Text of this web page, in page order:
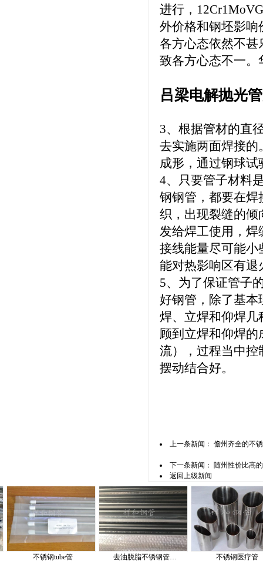
进行，
外价格和钢坯影响
各方心态依然不甚
致各方心态不一。
吕梁电解抛光
3、根据管材的直
去实施两面焊接的
成形，通过钢球
4、只要管子材料
钢钢管，都要在焊
织，出现裂缝的倾
发给焊工使用，焊
接线能量尽可能小
能对热影响区有退
5、为了保证管子
好钢管，除了基本
焊、立焊和仰焊几
顾到立焊和仰焊
流），过程当中控
摆动结合好。
上一条新闻： 儋州齐全的不
下一条新闻：
随州性价比高
返回上级新闻
不锈钢tube管 去油脱脂不锈钢管… 不锈钢医疗管